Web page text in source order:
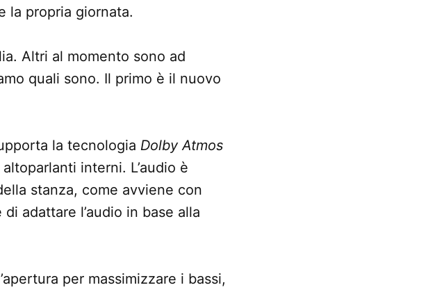
la propria giornata.
Altri al momento sono ad
quali sono. Il primo è il nuovo
la tecnologia Dolby Atmos
interni. L’audio è
stanza, come avviene con
adattare l’audio in base alla
per massimizzare i bassi,